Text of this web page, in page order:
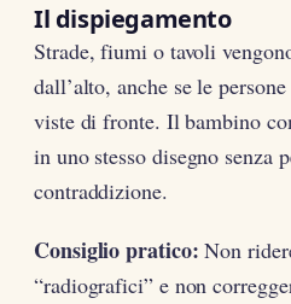
Il dispiegamento
Strade, fiumi o tavoli
dall’alto, anche se le
viste di fronte. Il bambino
in uno stesso disegno senza
contraddizione.
Consiglio pratico: Non
“radiografici” e non